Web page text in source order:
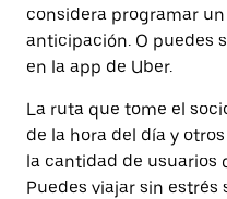
considera programar
anticipación. O puedes
en la app de Uber.
La ruta que tome el
de la hora del día y
la cantidad de usuarios
Puedes viajar sin